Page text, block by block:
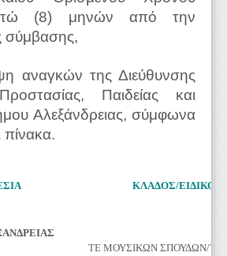
(8) μηνών από την
σύμβασης,
αναγκών της Διεύθυνσης
Παιδείας και
Αλεξάνδρειας, σύμφωνα
ΚΛΑΔΟΣ/
ΤΕ ΜΟΥΣΙΚΩΝ ΣΠΟΥΔΩΝ/